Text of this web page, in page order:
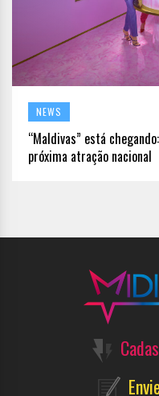
NEWS
“Maldivas” está
próxima atração nacional